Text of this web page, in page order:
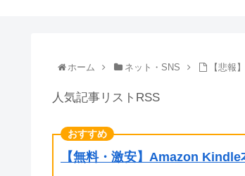
ホーム ネット・SNS 【悲報
人気記事リストRSS
【無料・激安】Amazon